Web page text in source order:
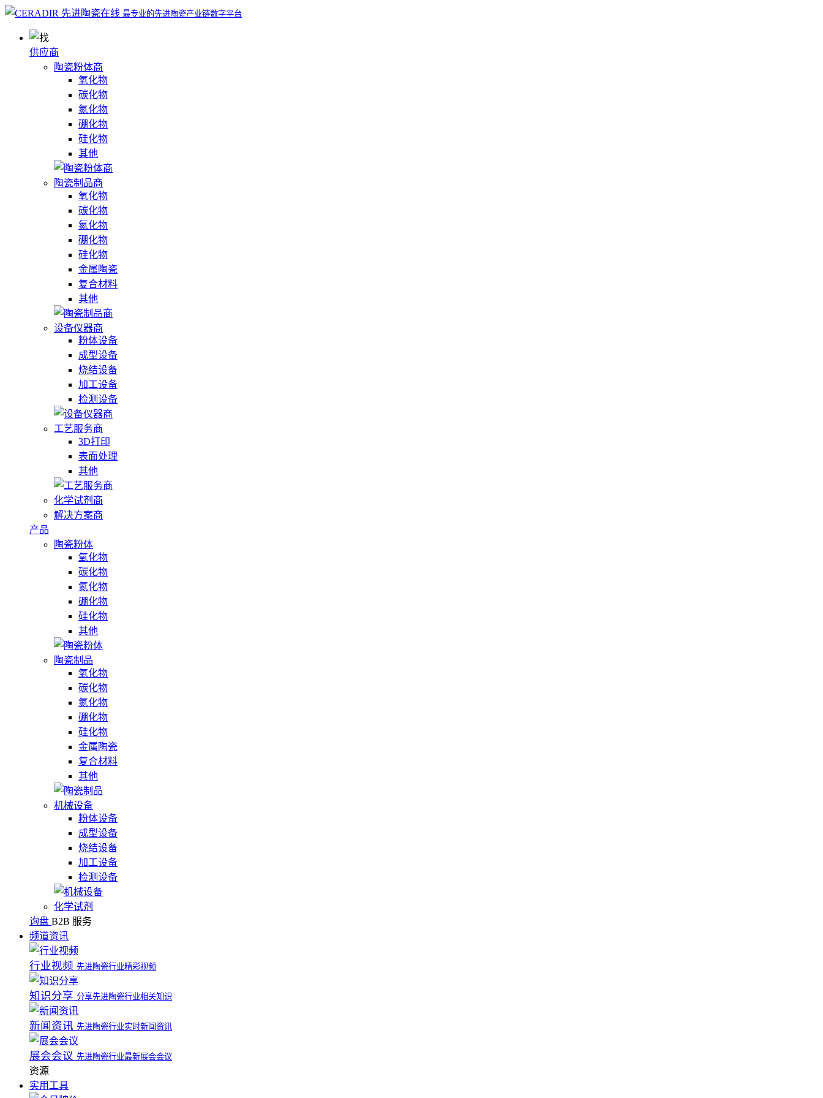
最专业的先进陶瓷产业链数字平台
供应商
陶瓷粉体商
氧化物
碳化物
氮化物
硼化物
硅化物
其他
陶瓷制品商
氧化物
碳化物
氮化物
硼化物
硅化物
金属陶瓷
复合材料
其他
设备仪器商
粉体设备
成型设备
烧结设备
加工设备
检测设备
工艺服务商
3D打印
表面处理
其他
化学试剂商
解决方案商
产品
陶瓷粉体
氧化物
碳化物
氮化物
硼化物
硅化物
其他
陶瓷制品
氧化物
碳化物
氮化物
硼化物
硅化物
金属陶瓷
复合材料
其他
机械设备
粉体设备
成型设备
烧结设备
加工设备
检测设备
化学试剂
询盘 B2B 服务
频道资讯
行业视频 先进陶瓷行业精彩视频
知识分享 分享先进陶瓷行业相关知识
新闻资讯 先进陶瓷行业实时新闻资讯
展会会议 先进陶瓷行业最新展会会议
资源
实用工具